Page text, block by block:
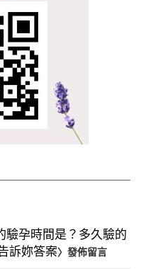
驗孕時間是？多久驗的
訴妳答案〉發佈留言